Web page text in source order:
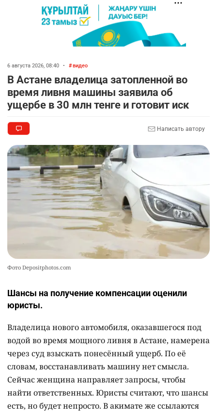
Казахстане продолжают расти цены на
баранину и конину
2467 5 17
9
🏠 Оправданному пастуху из Актобе подарили
квартиру
10
кинорежиссёр Ардак Амиркулов
2326 0 50
6 августа 2026, 08:40 • видео
В Астане владелица затопленной во
время ливня машины заявила об
ущербе в 30 млн тенге и готовит иск
Написать автору
Фото Depositphotos.com
Шансы на получение компенсации оценили
юристы.
Владелица нового автомобиля, оказавшегося под
водой во время мощного ливня в Астане, намерена
через суд взыскать понесённый ущерб. По её
словам, восстанавливать машину нет смысла.
Сейчас женщина направляет запросы, чтобы
найти ответственных. Юристы считают, что шансы
есть, но будет непросто. В акимате же ссылаются